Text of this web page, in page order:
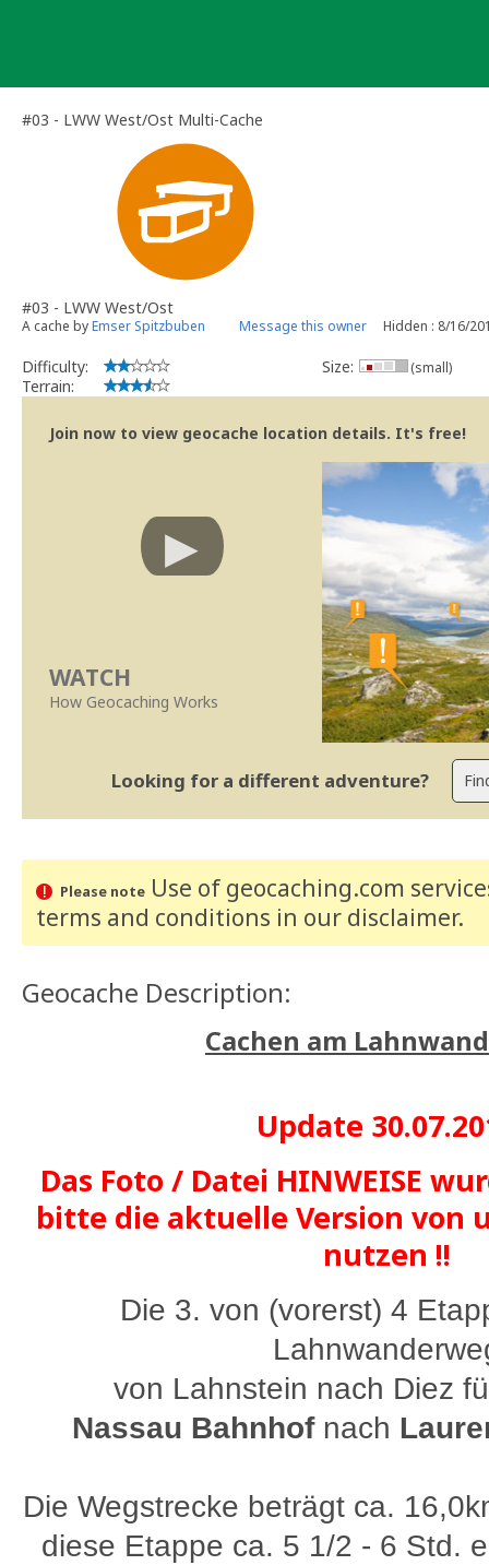
#03 - LWW West/Ost Multi-Cache
#03 - LWW West/Ost
A cache byEmser Spitzbuben Message this owner Hidden : 8/16/
Difficulty:
Terrain:
Size: (small)
Join now to view geocache location details. It's free!
WATCH
How Geocaching Works
Looking for a different adventure?
Please noteUse of geocaching.com
terms and conditions in our disclaimer.
Geocache Description:
Cachen am
Update
Das Foto / Datei HINWEISE
bitte die aktuelle Version von
nutzen !!
Die 3. von (vorerst) 4
von Lahnstein nach Diez
Nassau Bahnhofnach
Die Wegstrecke beträgt ca.
diese Etappe ca. 5 1/2 - 6 Std.